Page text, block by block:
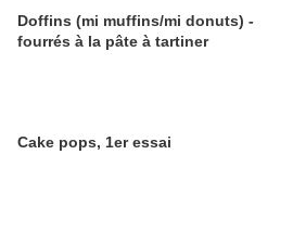
Doffins (mi muffins/mi donuts) -
fourrés à la pâte à tartiner
Cake pops, 1er essai